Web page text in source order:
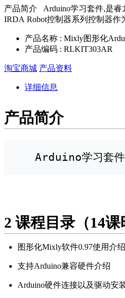
产品简介 Arduino学习套件,是睿
IRDA Robot控制器系列控制器
产品名称 : Mixly图形化
产品编码 : RLKIT303AR
淘宝商城 产品资料
详细信息
产品简介
Arduino学习套件,是
2 课程目录（14课
图形化Mixly软件0.97使用介绍
支持Arduino兼容硬件介绍
Arduino硬件连接以及驱动安